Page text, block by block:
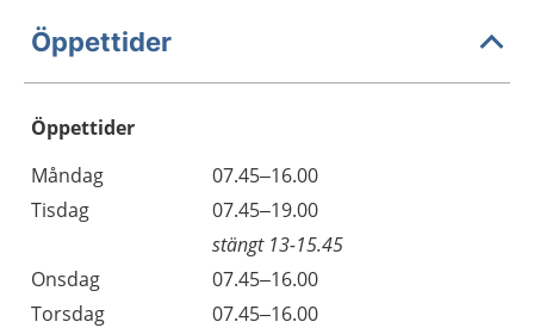
Öppettider
Öppettider
Dag
Öppettider
Kommentarer
Måndag
07.45–16.00
Tisdag
07.45–19.00
stängt 13-15.45
Onsdag
07.45–16.00
Torsdag
07.45–16.00